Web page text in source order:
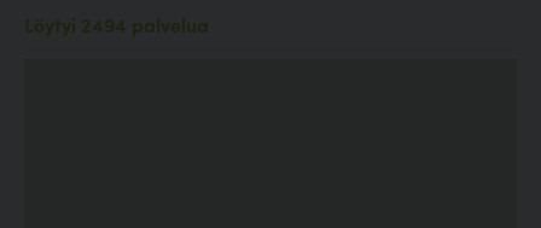
Löytyi 2494 palvelua